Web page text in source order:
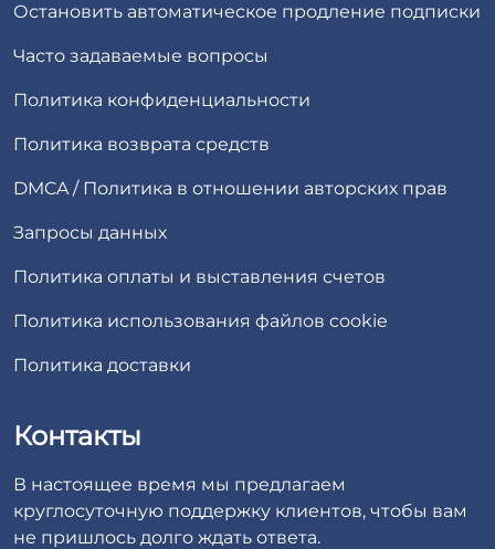
Остановить автоматическое продление подписки
Часто задаваемые вопросы
Политика конфиденциальности
Политика возврата средств
DMCA / Политика в отношении авторских прав
Запросы данных
Политика оплаты и выставления счетов
Политика использования файлов cookie
Политика доставки
Контакты
В настоящее время мы предлагаем
круглосуточную поддержку клиентов, чтобы вам
не пришлось долго ждать ответа.